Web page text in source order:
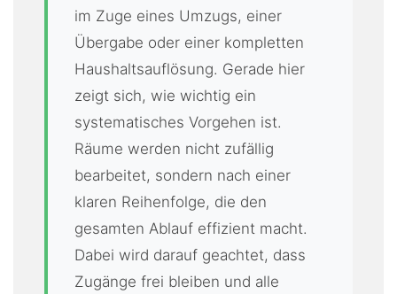
im Zuge eines Umzugs, einer
Übergabe oder einer kompletten
Haushaltsauflösung. Gerade hier
zeigt sich, wie wichtig ein
systematisches Vorgehen ist.
Räume werden nicht zufällig
bearbeitet, sondern nach einer
klaren Reihenfolge, die den
gesamten Ablauf effizient macht.
Dabei wird darauf geachtet, dass
Zugänge frei bleiben und alle